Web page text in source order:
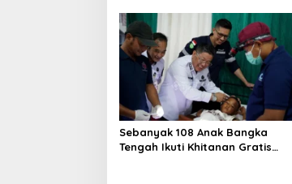
Darah, dan Layanan Kesehatan
Gratis
Sebanyak 108 Anak Bangka
Tengah Ikuti Khitanan Gratis